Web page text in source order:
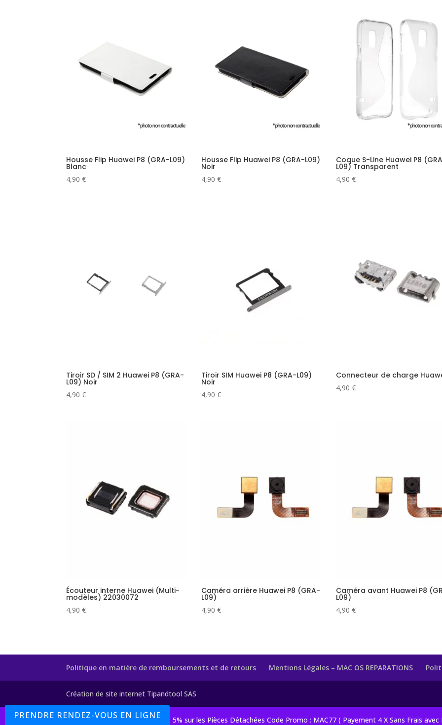
Boutique : 5% sur les Pièces Détachées Code Promo : MAC77 ( Payement 4 X Sans Frais
Housse Flip Huawei P8 (GRA-L09)
Blanc
4,90€
Housse Flip Huawei P8 (GRA-L09)
Noir
4,90 €
Coque S-Line Huawei P8
L09) Transparent
4,90€
Tiroir SD / SIM 2 Huawei P8 (GRA-
L09) Noir
4,90€
Tiroir SIM Huawei P8 (GRA-L09)
Noir
4,90 €
Connecteur de charge
4,90€
Écouteur interne Huawei (Multi-
modèles) 22030072
4,90€
Caméra arrière Huawei P8 (GRA-
L09)
4,90 €
Caméra avant Huawei P8
L09)
4,90€
Politique en matière de remboursements et de retours Mentions Légales – MAC OS REPARATIONS
Création de site internet Tipandtool SAS
PRENDRE RENDEZ-VOUS EN LIGNE